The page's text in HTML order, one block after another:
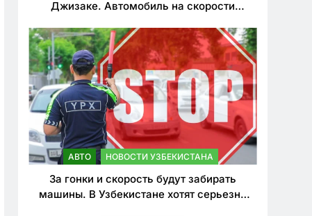
Джизаке. Автомобиль на скорости
АВТО НОВОСТИ УЗБЕКИСТАНА
За гонки и скорость будут забирать
машины. В Узбекистане хотят серьезно